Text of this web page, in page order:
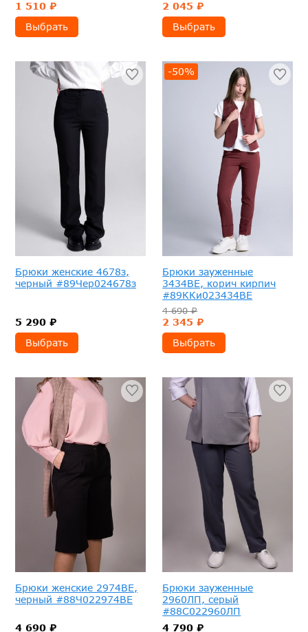
1 510 ₽
Выбрать
2 045 ₽
Выбрать
Брюки женские 4678з,
черный #89Чер024678з
5 290 ₽
Выбрать
-50%
Брюки зауженные
3434ВЕ, корич кирпич
#89ККи023434ВЕ
4 690 ₽
2 345 ₽
Выбрать
Брюки женские 2974ВЕ,
черный #88Ч022974ВЕ
4 690 ₽
Брюки зауженные
2960ЛП, серый
#88С022960ЛП
4 790 ₽